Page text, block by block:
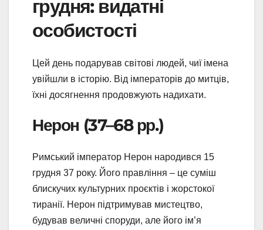
грудня: видатні
особистості
Цей день подарував світові людей, чиї імена
увійшли в історію. Від імператорів до митців,
їхні досягнення продовжують надихати.
Нерон (37–68 рр.)
Римський імператор Нерон народився 15
грудня 37 року. Його правління – це суміш
блискучих культурних проєктів і жорстокої
тиранії. Нерон підтримував мистецтво,
будував величні споруди, але його ім’я